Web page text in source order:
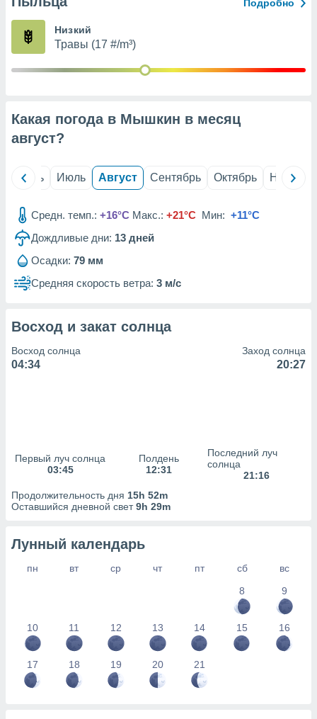
из
рекламы
сведения
Подробно
Низкий
Травы (17 #/m³)
Какая погода в Мышкин в месяц
август?
Июнь Июль Август Сентябрь Октябрь Ноябрь
Средн. темп.: +16°C Макс.: +21°C Мин: +11°C
Дождливые дни: 13 дней
Осадки: 79 мм
Средняя скорость ветра: 3 м/с
Восход и закат солнца
Восход солнца
04:34
Заход солнца
20:27
Первый луч солнца
03:45
Полдень
12:31
Последний луч
солнца
21:16
Продолжительность дня 15h 52m
Оставшийся дневной свет9h 29m
Лунный календарь
пн вт ср чт пт сб
вс
8
9
10 11 12 13 14 15 16
17 18 19 20 21